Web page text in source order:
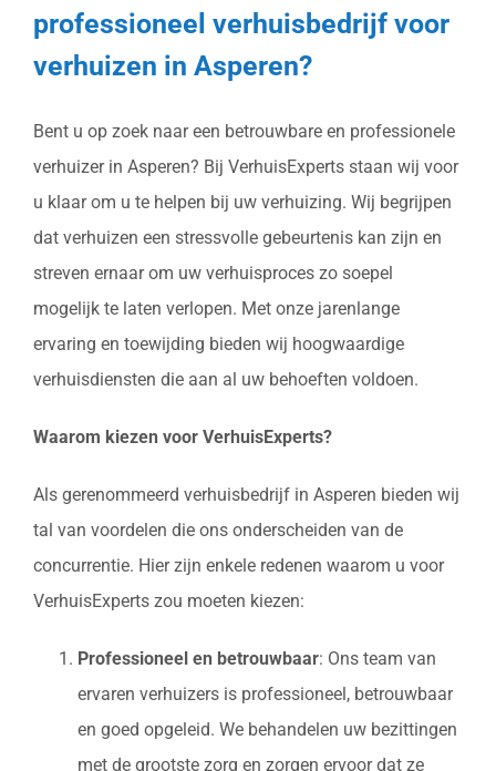
professioneel verhuisbedrijf voor
verhuizen in Asperen?
Bent u op zoek naar een betrouwbare en professionele
verhuizer in Asperen? Bij VerhuisExperts staan wij voor
u klaar om u te helpen bij uw verhuizing. Wij begrijpen
dat verhuizen een stressvolle gebeurtenis kan zijn en
streven ernaar om uw verhuisproces zo soepel
mogelijk te laten verlopen. Met onze jarenlange
ervaring en toewijding bieden wij hoogwaardige
verhuisdiensten die aan al uw behoeften voldoen.
Waarom kiezen voor VerhuisExperts?
Als gerenommeerd verhuisbedrijf in Asperen bieden wij
tal van voordelen die ons onderscheiden van de
concurrentie. Hier zijn enkele redenen waarom u voor
VerhuisExperts zou moeten kiezen:
Professioneel en betrouwbaar: Ons team van
ervaren verhuizers is professioneel, betrouwbaar
en goed opgeleid. We behandelen uw bezittingen
met de grootste zorg en zorgen ervoor dat ze